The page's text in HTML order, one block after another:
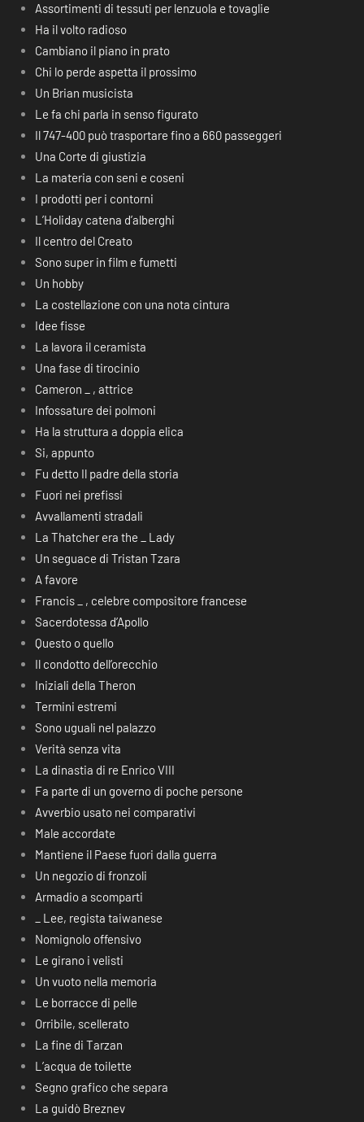
Assortimenti di tessuti per lenzuola e tovaglie
Ha il volto radioso
Cambiano il piano in prato
Chi lo perde aspetta il prossimo
Un Brian musicista
Le fa chi parla in senso figurato
Il 747-400 può trasportare fino a 660 passeggeri
Una Corte di giustizia
La materia con seni e coseni
I prodotti per i contorni
L’Holiday catena d’alberghi
Il centro del Creato
Sono super in film e fumetti
Un hobby
La costellazione con una nota cintura
Idee fisse
La lavora il ceramista
Una fase di tirocinio
Cameron _ , attrice
Infossature dei polmoni
Ha la struttura a doppia elica
Si, appunto
Fu detto Il padre della storia
Fuori nei prefissi
Avvallamenti stradali
La Thatcher era the _ Lady
Un seguace di Tristan Tzara
A favore
Francis _ , celebre compositore francese
Sacerdotessa d’Apollo
Questo o quello
Il condotto dell’orecchio
Iniziali della Theron
Termini estremi
Sono uguali nel palazzo
Verità senza vita
La dinastia di re Enrico VIII
Fa parte di un governo di poche persone
Avverbio usato nei comparativi
Male accordate
Mantiene il Paese fuori dalla guerra
Un negozio di fronzoli
Armadio a scomparti
_ Lee, regista taiwanese
Nomignolo offensivo
Le girano i velisti
Un vuoto nella memoria
Le borracce di pelle
Orribile, scellerato
La fine di Tarzan
L’acqua de toilette
Segno grafico che separa
La guidò Breznev